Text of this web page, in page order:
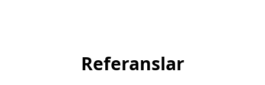
Referanslar